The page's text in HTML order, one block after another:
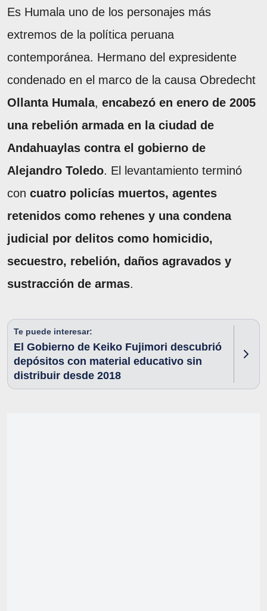
Es Humala uno de los personajes más
extremos de la política peruana
contemporánea. Hermano del expresidente
condenado en el marco de la causa Obredecht
Ollanta Humala, encabezó en enero de 2005
una rebelión armada en la ciudad de
Andahuaylas contra el gobierno de
Alejandro Toledo. El levantamiento terminó
con cuatro policías muertos, agentes
retenidos como rehenes y una condena
judicial por delitos como homicidio,
secuestro, rebelión, daños agravados y
sustracción de armas.
Te puede interesar:
El Gobierno de Keiko Fujimori descubrió
depósitos con material educativo sin
distribuir desde 2018